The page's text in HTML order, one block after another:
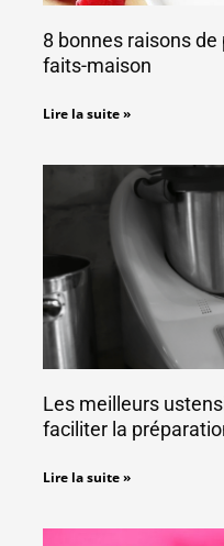
8 bonnes raisons
faits-maison
Lire la suite »
Les meilleurs
faciliter la
Lire la suite »